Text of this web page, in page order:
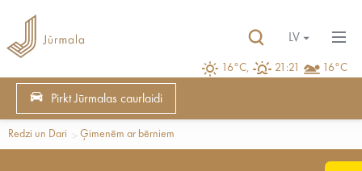
16°C, 21:21 16°C
LV
Pirkt Jūrmalas caurlaidi
Redzi un Dari Ģimenēm ar bērniem